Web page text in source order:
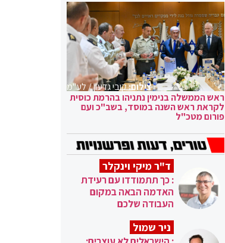
צילום:קובי גדעון / לע"מ
ראש הממשלה בנימין נתניהו בהרמת כוסית
לקראת ראש השנה במוסד, בשב"כ ועם
פורום מטכ"ל
ד"ר מיקי וינקלר
: כך תתמודדו עם רעידת
האדמה הבאה במקום
העבודה שלכם
ניר שמול